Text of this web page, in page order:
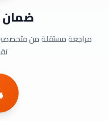
ضمان
مراجعة مستقلة من